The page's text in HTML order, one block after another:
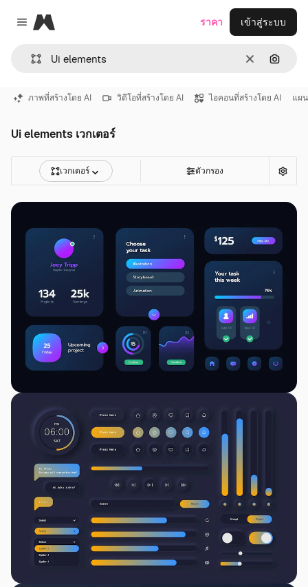
Close menu
Magnific
ชัดเจนค้นหา
ราคา เข้าสู่ระบบ
ภาพที่สร้างโดย AI วิดีโอที่สร้างโดย AI ไอคอนที่สร้างโดย AI แผ
Ui elements เวกเตอร์
เวกเตอร์ ตัวกรอง